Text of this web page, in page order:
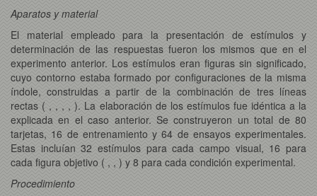
Aparatos y material
El material empleado para la presentación de estímulos y
determinación de las respuestas fueron los mismos que en el
experimento anterior. Los estímulos eran figuras sin significado,
cuyo contorno estaba formado por configuraciones de la misma
índole, construidas a partir de la combinación de tres líneas
rectas ( , , , , ). La elaboración de los estímulos fue idéntica a la
explicada en el caso anterior. Se construyeron un total de 80
tarjetas, 16 de entrenamiento y 64 de ensayos experimentales.
Estas incluían 32 estímulos para cada campo visual, 16 para
cada figura objetivo ( , , ) y 8 para cada condición experimental.
Procedimiento